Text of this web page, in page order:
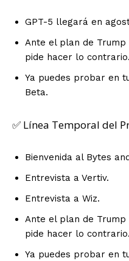
GPT-5 llegará en
Ante el plan de
pide hacer lo contrario.
Ya puedes probar en
Beta.
✅ Línea Temporal del
Bienvenida al Bytes
Entrevista a Vertiv.
Entrevista a Wiz.
Ante el plan de
pide hacer lo contrario.
Ya puedes probar en